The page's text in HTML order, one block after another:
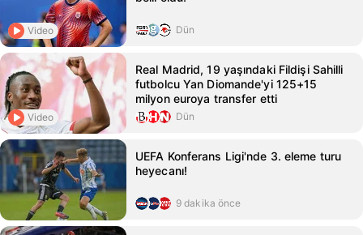
Video Dün
Video
Real Madrid, 19 yaşındaki Fildişi Sahilli
futbolcu Yan Diomande'yi 125+15
milyon euroya transfer etti
Dün
UEFA Konferans Ligi'nde 3. eleme turu
heyecanı!
9 dakika önce